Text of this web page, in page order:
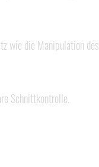
wie die Manipulation des
Schnittkontrolle.